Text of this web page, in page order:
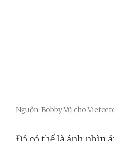
Nguồn: Bobby Vũ cho
Đó có thể là ánh nhìn